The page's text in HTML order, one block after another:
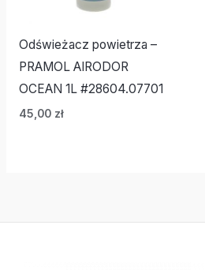
Odświeżacz powietrza –
PRAMOL AIRODOR
OCEAN 1L #28604.07701
45,00 zł